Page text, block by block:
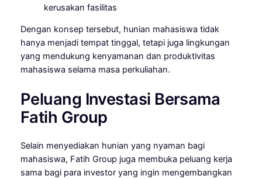
kerusakan fasilitas
Dengan konsep tersebut, hunian mahasiswa tidak
hanya menjadi tempat tinggal, tetapi juga lingkungan
yang mendukung kenyamanan dan produktivitas
mahasiswa selama masa perkuliahan.
Peluang Investasi Bersama
Fatih Group
Selain menyediakan hunian yang nyaman bagi
mahasiswa, Fatih Group juga membuka peluang kerja
sama bagi para investor yang ingin mengembangkan